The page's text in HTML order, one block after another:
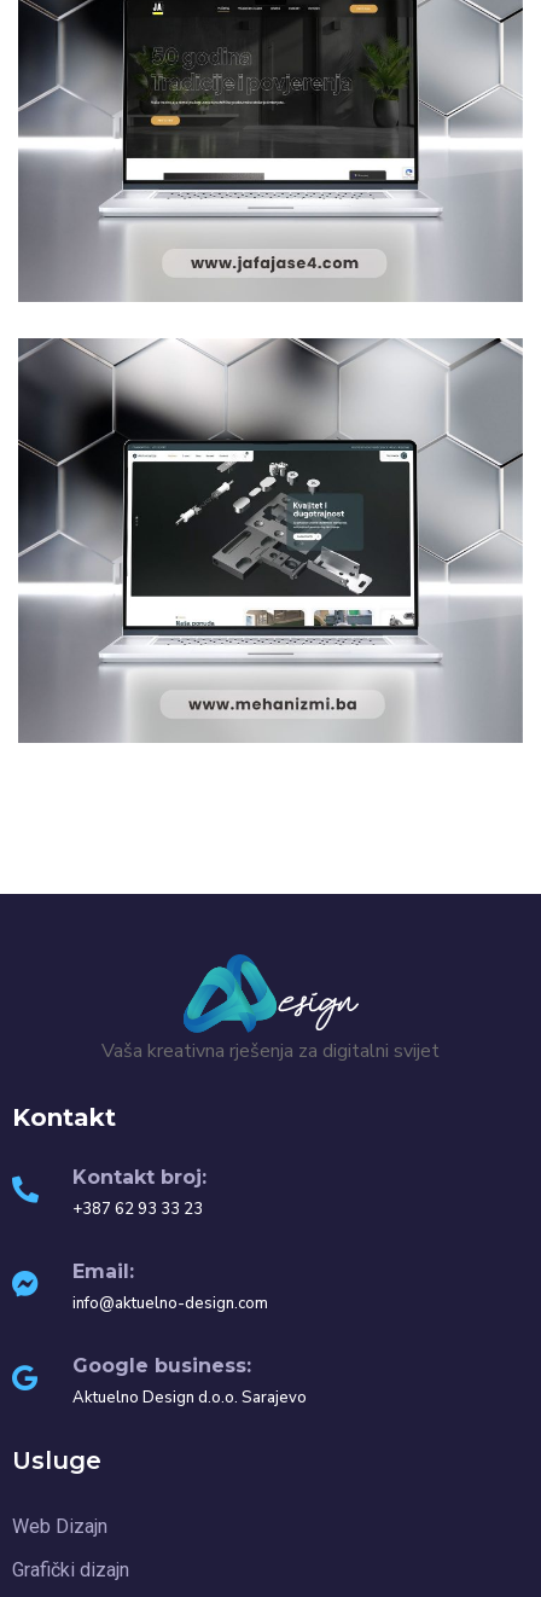
Jafajase4
Mehanizmi.ba
Vaša kreativna rješenja za digitalni svijet
Kontakt
Kontakt broj:
+387 62 93 33 23
Email:
info@aktuelno-design.com
Google business:
Aktuelno Design d.o.o. Sarajevo
Usluge
Web Dizajn
Grafički dizajn